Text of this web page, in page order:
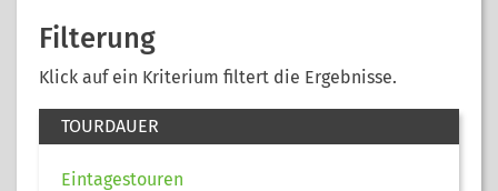
Filterung
Klick auf ein Kriterium filtert die Ergebnisse.
TOURDAUER
Eintagestouren